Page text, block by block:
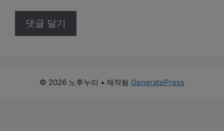
© 2026 노후누리 • 제작됨 GeneratePress